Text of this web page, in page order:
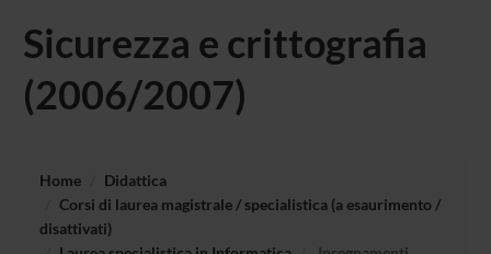
Sicurezza e crittografia
(2006/2007)
Home
Didattica
Corsi di laurea magistrale / specialistica (a esaurimento /
disattivati)